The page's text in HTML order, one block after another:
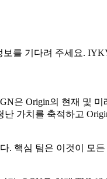
보를 기다려 주세요.
은 Origin의 현재 및
가치를 축적하고
. 핵심 팀은 이것이 모